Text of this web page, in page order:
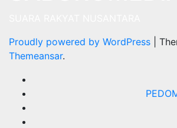
Proudly powered by WordPress
Themeansar.